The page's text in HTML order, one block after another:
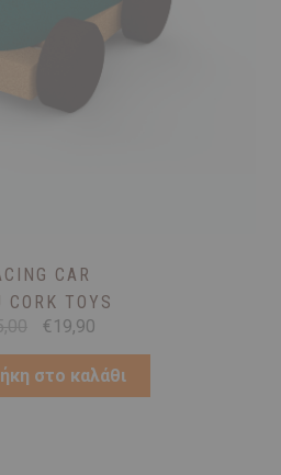
CAR
CORK TOYS
Original
was:
€25,00.
€ 19,90Η
τιμή
είναι:
στο καλάθι